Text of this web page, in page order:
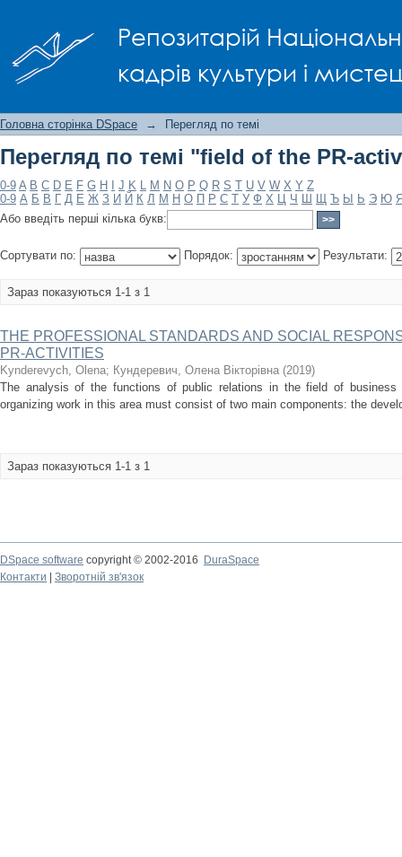
Репозитарій
кадрів культури і
Головна сторінка DSpace → Перегляд по темі
Перегляд по темі "field of the PR-
0-9 A B C D E F G H J K L M N O P Q R S T U V W X Y Z
0-9 А Б В Г Д Е Ж З И Й К Л М Н О П Р С Т У Ф Х Ц Ч Ш Щ Ъ Ы Ь Э Ю
Або введіть перші кілька букв:
Сортувати по: Порядок: Результати:
Зараз показуються 1-1 з 1
THE PROFESSIONAL STANDARDS AND SOCIAL
PR-ACTIVITIES
Kynderevych, Olena; Кундеревич, Олена Вікторівна (2019)
The analysis of the functions of public relations in the field of
organizing work in this area must consist of two main components: the
Зараз показуються 1-1 з 1
DSpace software copyright © 2002-2016
DuraSpace
Контакти
Зворотній зв'язок